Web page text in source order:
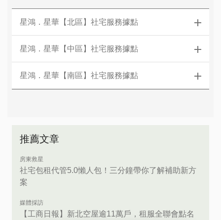
星鴻．星華【北區】社宅服務據點
星鴻．星華【中區】社宅服務據點
星鴻．星華【南區】社宅服務據點
推薦文章
房東救星
社宅包租代管5.0懶人包！三分鐘帶你了解補助新方
案
媒體採訪
【工商日報】新北空屋逾11萬戶，租服全聯會點名